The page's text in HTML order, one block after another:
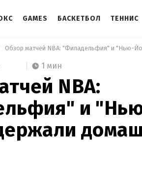
GAMES БАСКЕТБОЛ ТЕННИС
1 мин
NBA:
и